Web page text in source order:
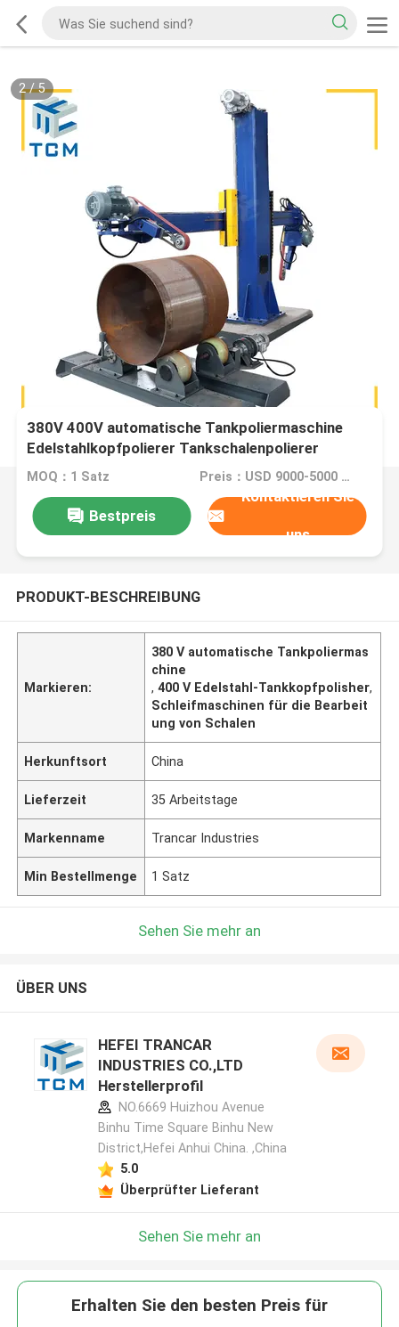
2/5
380V 400V automatische Tankpoliermaschine
Edelstahlkopfpolierer Tankschalenpolierer
MOQ：1 Satz Preis：USD 9000-5000 Dollar per set
Bestpreis
Kontaktieren Sie
uns
PRODUKT-BESCHREIBUNG
Markieren:
380 V automatische Tankpoliermas
chine
,400 V Edelstahl-Tankkopfpolisher,
Schleifmaschinen für die Bearbeit
ung von Schalen
Herkunftsort China
Lieferzeit 35 Arbeitstage
Markenname Trancar Industries
Min Bestellmenge 1 Satz
Sehen Sie mehr an
ÜBER UNS
HEFEI TRANCAR
INDUSTRIES CO.,LTD
Herstellerprofil
NO.6669 Huizhou Avenue
Binhu Time Square Binhu New
District,Hefei Anhui China. ,China
5.0
Überprüfter Lieferant
Sehen Sie mehr an
Erhalten Sie den besten Preis für